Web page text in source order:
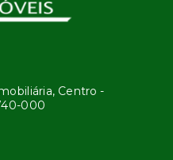
Centro -
000